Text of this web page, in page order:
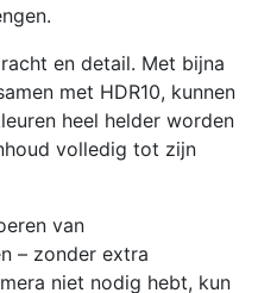
en detail. Met bijna
met HDR10, kunnen
heel helder worden
volledig tot zijn
van
– zonder extra
niet nodig hebt, kun